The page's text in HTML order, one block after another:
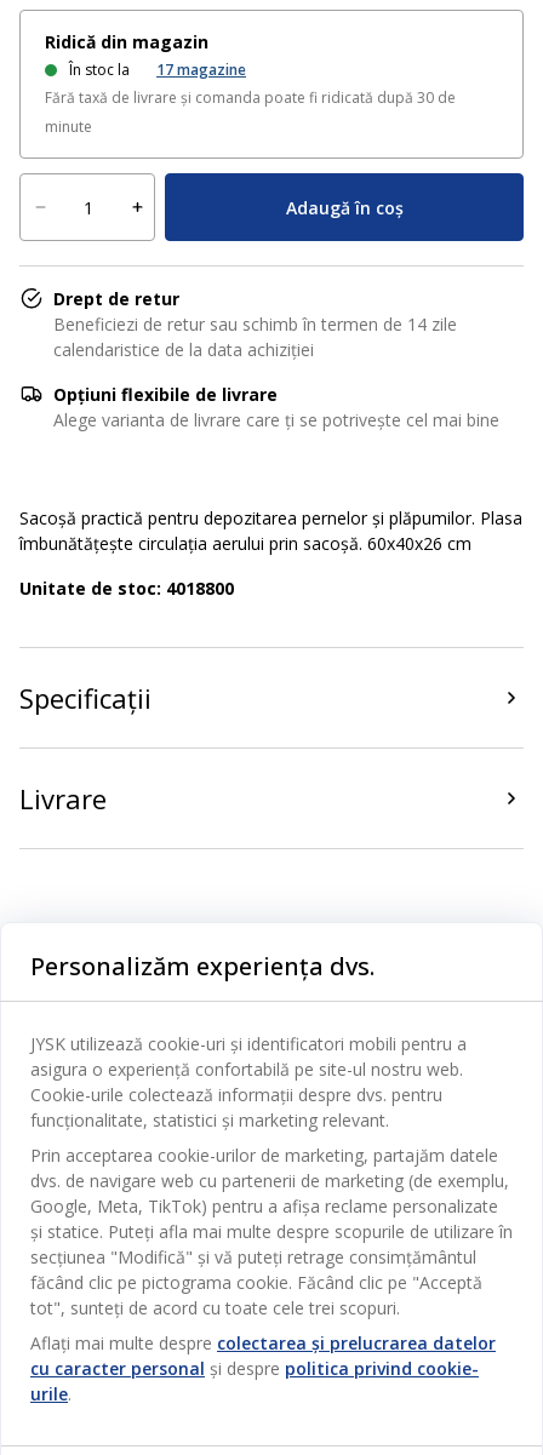
Ridică din magazin
În stoc la 17magazine
Fără taxă de livrare și comanda poate fi ridicată după 30 de
minute
Adaugă în coș
Drept de retur
Beneficiezi de retur sau schimb în termen de 14 zile
calendaristice de la data achiziției
Opțiuni flexibile de livrare
Alege varianta de livrare care ți se potrivește cel mai bine
Sacoșă practică pentru depozitarea pernelor și plăpumilor. Plasa
îmbunătățește circulația aerului prin sacoșă. 60x40x26 cm
Unitate de stoc: 4018800
Specificații
Livrare
Baie
Birou
Sufragerie
Bucătărie
Depozitare
Perdele
Grădină
Pentru casă
Outlet
Contact Relații Clienți
Magazine și program
Broșură
Termeni si conditii vânzări online
Garantia prețului
Garanția Produselor
Politica de confidentialitate
Card cadou
JYSK
Despre JYSK
JYSK.com
Presă
Locuri de muncă
Newsletter
Inspirație
SEDIU CENTRAL
TAROL-DD S.R.L. str. Jubiliara, 41A mun. Chișinău, Republica
Moldova
JYSK BUSINESS TO BUSINESS
Vânzări și relații clienți persoane juridice
Telefon: 060 531 531
E-mail: jysk@jysk.md
JYSK RELAȚII CLIENȚI
Contact Relații Clienți
Telefon: 022 022 030
E-mail: support@jysk.md
Urmărește Jysk
Personalizăm experiența dvs.
JYSK utilizează cookie-uri și identificatori mobili pentru a
asigura o experiență confortabilă pe site-ul nostru web.
Cookie-urile colectează informații despre dvs. pentru
funcționalitate, statistici și marketing relevant.
Prin acceptarea cookie-urilor de marketing, partajăm datele
dvs. de navigare web cu partenerii de marketing (de exemplu,
Google, Meta, TikTok) pentru a afișa reclame personalizate
și statice. Puteți afla mai multe despre scopurile de utilizare în
secțiunea "Modifică" și vă puteți retrage consimțământul
făcând clic pe pictograma cookie. Făcând clic pe "Acceptă
tot", sunteți de acord cu toate cele trei scopuri.
Aflați mai multe despre colectarea și prelucrarea datelor
cu caracter personal și despre politica privind cookie-
urile.